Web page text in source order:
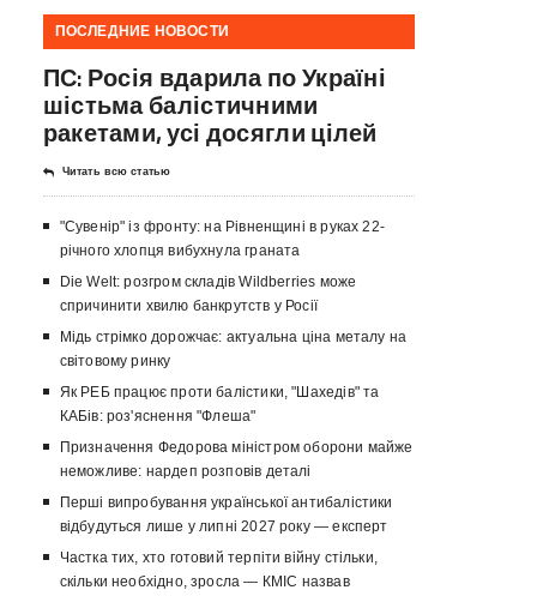
ПОСЛЕДНИЕ НОВОСТИ
ПС: Росія вдарила по Україні
шістьма балістичними
ракетами, усі досягли цілей
Читать всю статью
"Сувенір" із фронту: на Рівненщині в руках 22-
річного хлопця вибухнула граната
Die Welt: розгром складів Wildberries може
спричинити хвилю банкрутств у Росії
Мідь стрімко дорожчає: актуальна ціна металу на
світовому ринку
Як РЕБ працює проти балістики, "Шахедів" та
КАБів: роз'яснення "Флеша"
Призначення Федорова міністром оборони майже
неможливе: нардеп розповів деталі
Перші випробування української антибалістики
відбудуться лише у липні 2027 року — експерт
Частка тих, хто готовий терпіти війну стільки,
скільки необхідно, зросла — КМІС назвав